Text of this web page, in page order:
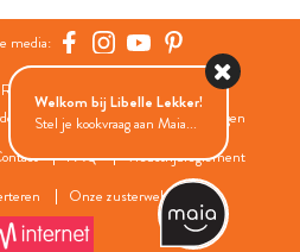
media:
Media Group
Cookies
Cookies instellingen
FAQ
Wedstrijdreglement
Onze zusterwebsites
Welkom bij Libelle Lekker!
Stel je kookvraag aan Maia...